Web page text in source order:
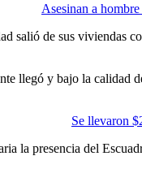
Asesinan a
salió de sus viviendas
llegó y bajo la calidad
Se llevaron
la presencia del